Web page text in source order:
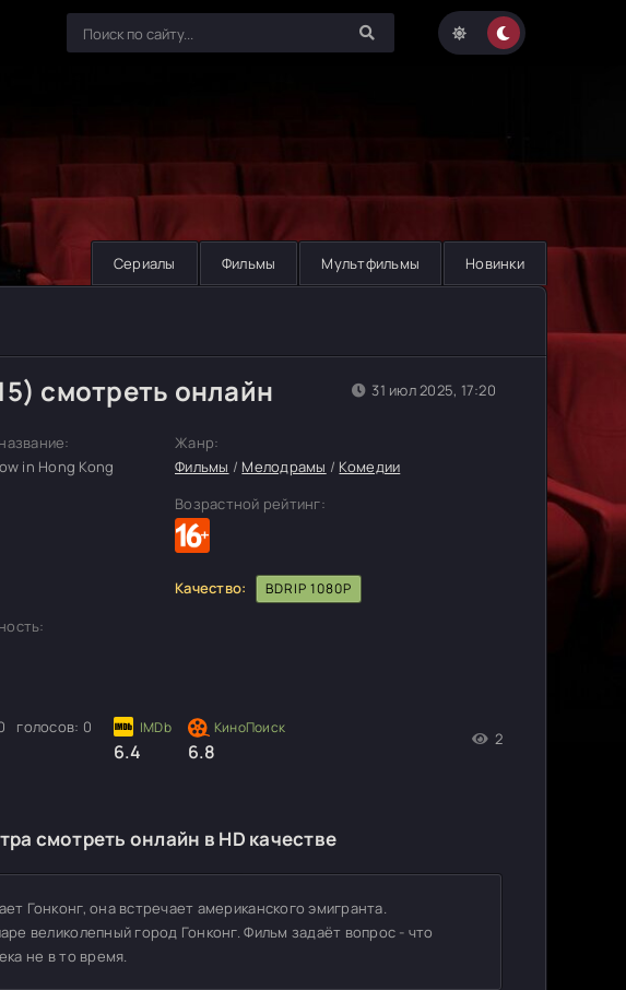
Сериалы Фильмы Мультфильмы Новинки
смотреть онлайн
in Hong Kong
голосов: 0
6.4 6.8
2
31 июл 2025, 17:20
Жанр:
Фильмы / Мелодрамы / Комедии
Возрастной рейтинг:
Качество: BDRIP 1080P
смотреть онлайн в HD качестве
Гонконг, она встречает американского эмигранта.
великолепный город Гонконг. Фильм задаёт вопрос - что
не в то время.